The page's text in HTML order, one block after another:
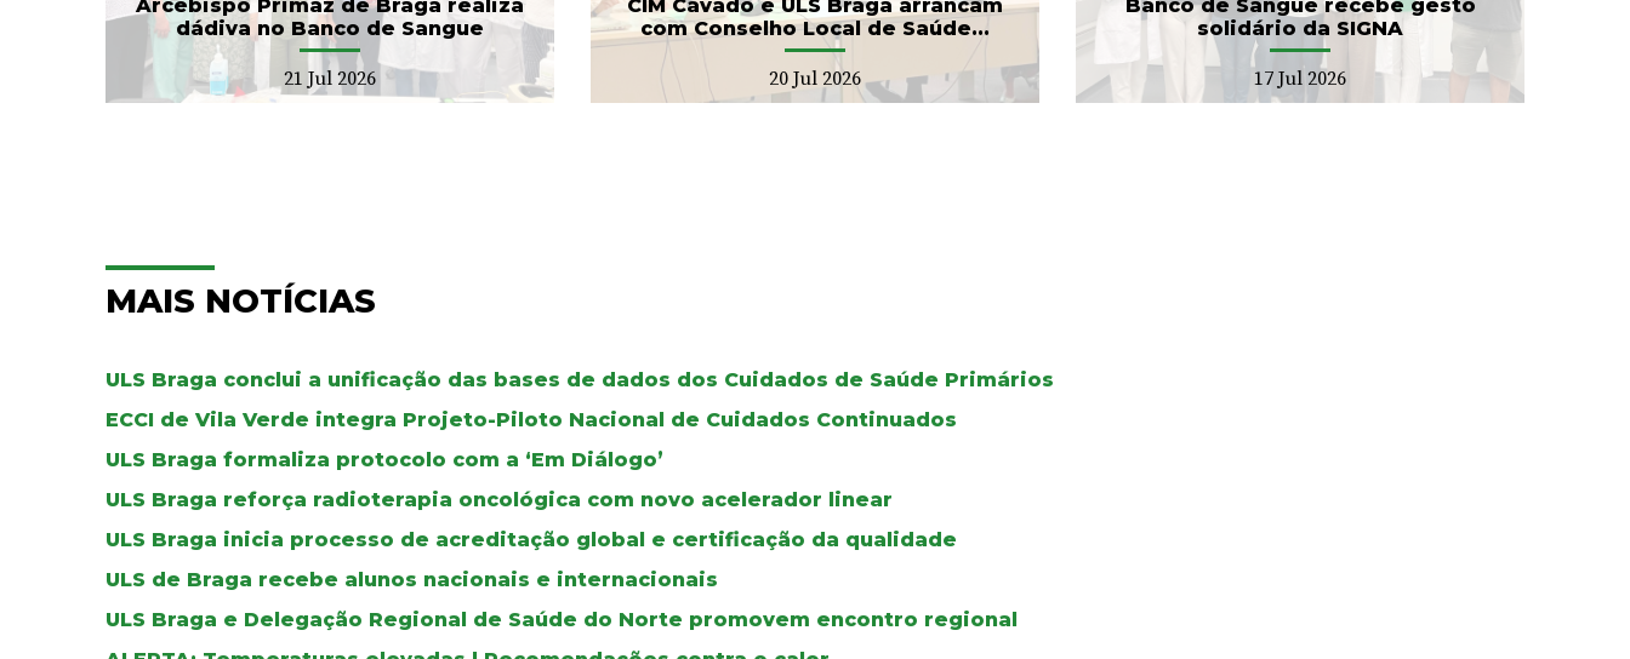
Arcebispo Primaz de Braga realiza
dádiva no Banco de Sangue
21 Jul 2026
CIM Cávado e ULS Braga arrancam
com Conselho Local de Saúde...
20 Jul 2026
Banco de Sangue recebe gesto
solidário da SIGNA
17 Jul 2026
MAIS NOTÍCIAS
ULS Braga conclui a unificação das bases de dados dos Cuidados de Saúde Primários
ECCI de Vila Verde integra Projeto-Piloto Nacional de Cuidados Continuados
ULS Braga formaliza protocolo com a ‘Em Diálogo’
ULS Braga reforça radioterapia oncológica com novo acelerador linear
ULS Braga inicia processo de acreditação global e certificação da qualidade
ULS de Braga recebe alunos nacionais e internacionais
ULS Braga e Delegação Regional de Saúde do Norte promovem encontro regional